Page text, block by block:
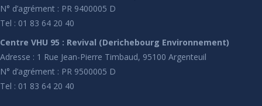
N° d’agrément : PR 9400005 D
Tel : 01 83 64 20 40
Centre VHU 95 : Revival (Derichebourg Environnement)
Adresse : 1 Rue Jean-Pierre Timbaud, 95100 Argenteuil
N° d’agrément : PR 9500005 D
Tel : 01 83 64 20 40